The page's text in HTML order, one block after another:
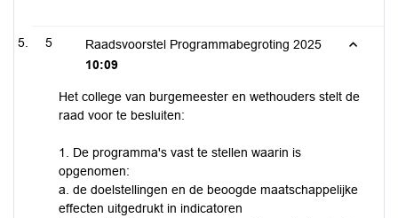
5
Raadsvoorstel Programmabegroting 2025
10:09
Het college van burgemeester en wethouders stelt de
raad voor te besluiten:
1. De programma's vast te stellen waarin is
opgenomen:
a. de doelstellingen en de beoogde maatschappelijke
effecten uitgedrukt in indicatoren